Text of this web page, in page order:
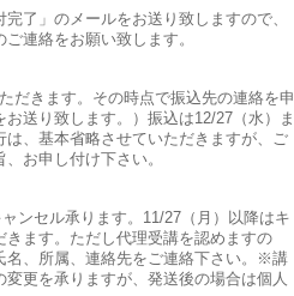
了」のメールをお送り致しますので、
連絡をお願い致します。
だきます。その時点で振込先の連絡を申
送り致します。）振込は12/27（水）ま
、基本省略させていただきますが、ご
お申し付け下さい。
ンセル承ります。11/27（月）以降はキ
ます。ただし代理受講を認めますの
名、所属、連絡先をご連絡下さい。※講
更を承りますが、発送後の場合は個人